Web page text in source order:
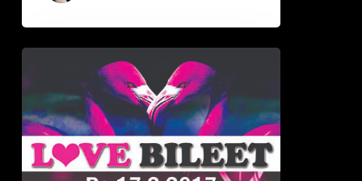
BILEET
–
Joensuu,
Bepop